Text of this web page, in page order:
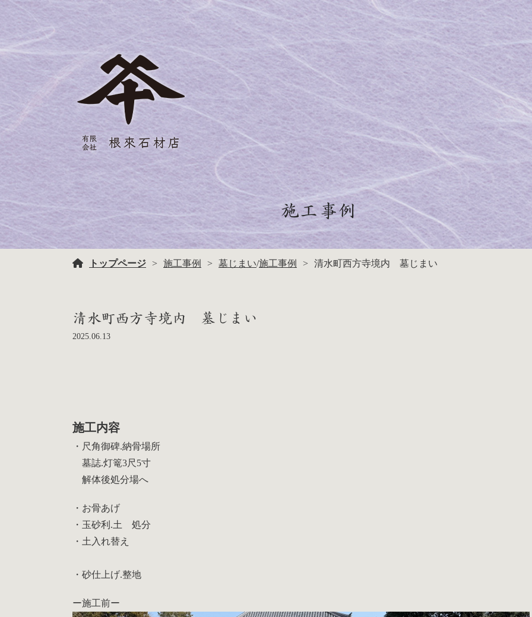
施工事例
トップページ 施工事例 墓じまい/施工事例 清水町西方寺境内 墓じまい
清水町西方寺境内 墓じまい
2025.06.13
施工内容
・尺角御碑.納骨場所
墓誌.灯篭3尺5寸
解体後処分場へ
・お骨あげ
・玉砂利.土 処分
・土入れ替え
・砂仕上げ.整地
ー施工前ー